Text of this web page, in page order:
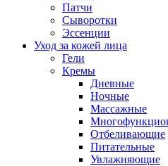
Патчи
Сыворотки
Эссенции
Уход за кожей лица
Гели
Кремы
Дневные
Ночные
Массажные
Отбеливающие
Питательные
Увлажняющие